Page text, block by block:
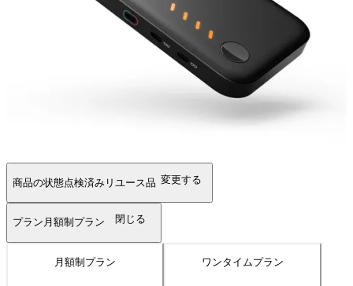
商品の状態点検済みリユース品 変更する
プラン 月額制プラン 閉じる
月額制プラン ワンタイムプラン